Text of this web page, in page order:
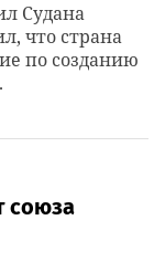
Судана
что страна
по созданию
союза